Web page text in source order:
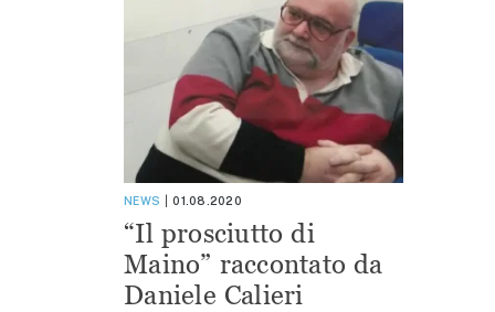
NEWS 01.08.2020
“Il prosciutto di
Maino” raccontato da
Daniele Calieri